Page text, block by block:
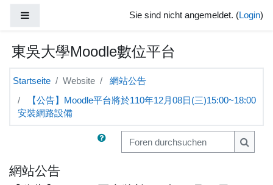
Sie sind nicht angemeldet. ( Login)
東吳大學Moodle數位平台
Startseite Website 網站公告
【公告】Moodle平台將於110年12月08日(三)15:00~18:00
安裝網路設備
Foren durchsuchen
Foren
網站公告